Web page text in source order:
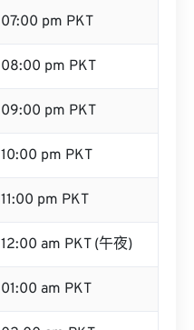
07:00 pm PKT
08:00 pm PKT
09:00 pm PKT
10:00 pm PKT
11:00 pm PKT
12:00 am PKT (午夜)
01:00 am PKT